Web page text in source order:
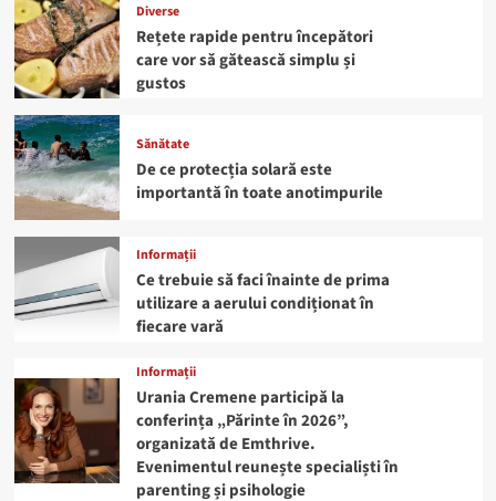
Diverse
Rețete rapide pentru începători
care vor să gătească simplu și
gustos
Sănătate
De ce protecția solară este
importantă în toate anotimpurile
Informații
Ce trebuie să faci înainte de prima
utilizare a aerului condiționat în
fiecare vară
Informații
Urania Cremene participă la
conferința „Părinte în 2026”,
organizată de Emthrive.
Evenimentul reunește specialiști în
parenting și psihologie